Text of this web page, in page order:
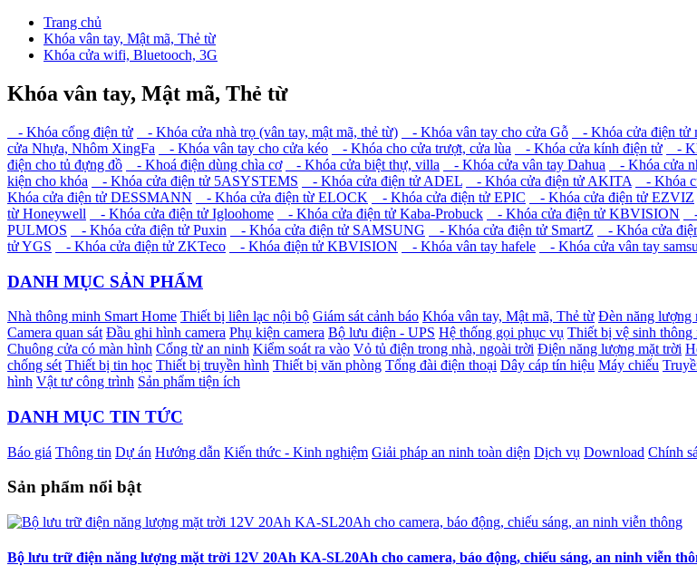
Trang chủ
Khóa vân tay, Mật mã, Thẻ từ
Khóa cửa wifi, Bluetooch, 3G
Khóa vân tay, Mật mã, Thẻ từ
- Khóa cổng điện tử - Khóa cửa nhà trọ (vân tay, mật mã, thẻ từ) - Khóa vân tay cho cửa Gỗ - Khóa cửa điện tử
cửa Nhựa, Nhôm XingFa
- Khóa vân tay cho cửa kéo - Khóa cho cửa trượt, cửa lùa - Khóa cửa kính điện tử -
điện cho tủ đựng đồ
- Khoá điện dùng chìa cơ - Khóa cửa biệt thự, villa - Khóa cửa vân tay Dahua - Khóa cửa
kiện cho khóa
- Khóa cửa điện tử 5ASYSTEMS - Khóa cửa điện tử ADEL - Khóa cửa điện tử AKITA - Khóa
Khóa cửa điện tử DESSMANN
- Khóa cửa điện từ ELOCK - Khóa cửa điện tử EPIC - Khóa cửa điện tử EZVIZ
từ Honeywell
- Khóa cửa điện tử Igloohome - Khóa cửa điện tử Kaba-Probuck - Khóa cửa điện tử KBVISION
PULMOS
- Khóa cửa điện tử Puxin - Khóa cửa điện tử SAMSUNG - Khóa cửa điện tử SmartZ - Khóa cửa
tử YGS
- Khóa cửa điện tử ZKTeco - Khóa điện tử KBVISION - Khóa vân tay hafele - Khóa cửa vân tay
DANH MỤC SẢN PHẨM
Nhà thông minh Smart Home Thiết bị liên lạc nội bộ Giám sát cảnh báo Khóa vân tay, Mật mã, Thẻ từ Đèn năng lượng
Camera quan sát Đầu ghi hình camera Phụ kiện camera Bộ lưu điện - UPS Hệ thống gọi phục vụ Thiết bị vệ sinh thông
Chuông cửa có màn hình Cổng từ an ninh Kiểm soát ra vào Vỏ tủ điện trong nhà, ngoài trời Điện năng lượng mặt trời
chống sét Thiết bị tin học Thiết bị truyền hình Thiết bị văn phòng Tổng đài điện thoại Dây cáp tín hiệu Máy chiếu
hình Vật tư công trình Sản phẩm tiện ích
DANH MỤC TIN TỨC
Báo giá Thông tin Dự án Hướng dẫn Kiến thức - Kinh nghiệm Giải pháp an ninh toàn diện Dịch vụ Download Chính
Sản phẩm nổi bật
Bộ lưu trữ điện năng lượng mặt trời 12V 20Ah KA-SL20Ah cho camera, báo động, chiếu sáng, an ninh viễn